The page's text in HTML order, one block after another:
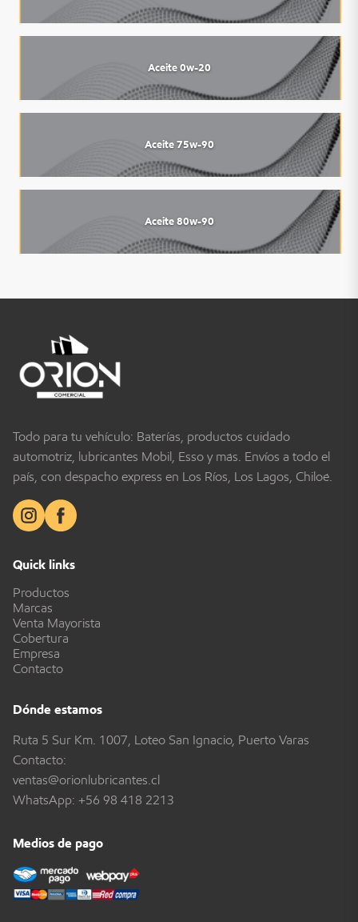
Aceite 0w-20
Aceite 75w-90
Aceite 80w-90
Todo para tu vehículo: Baterías, productos cuidado
automotriz, lubricantes Mobil, Esso y más. Envíos a todo el
país, con despacho express en Los Ríos, Los Lagos, Chiloé.
Quick links
Productos
Marcas
Venta Mayorista
Cobertura
Empresa
Contacto
Dónde estamos
Ruta 5 Sur Km. 1007, Loteo San Ignacio, Puerto Varas
Contacto:
ventas@orionlubricantes.cl
WhatsApp: +56 98 418 2213
Medios de pago